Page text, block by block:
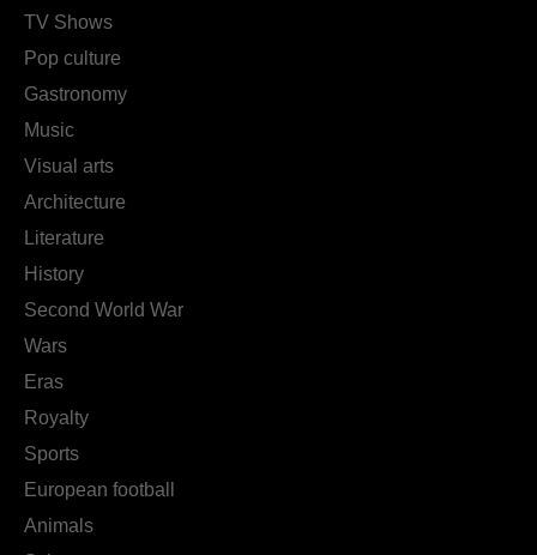
TV Shows
Pop culture
Gastronomy
Music
Visual arts
Architecture
Literature
History
Second World War
Wars
Eras
Royalty
Sports
European football
Animals